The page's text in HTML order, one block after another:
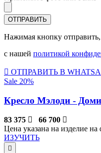
Нажимая кнопку отправить,
с нашей политикой
ОТПРАВИТЬ В
Sale 20%
Кресло Мэлоди -
83 375
66 700
Цена указана на изделие
ИЗУЧИТЬ